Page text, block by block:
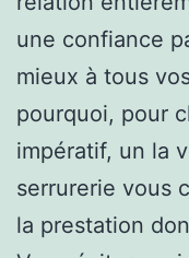
une confiance
mieux à tous
pourquoi, pour
impératif, un la
serrurerie vous
la prestation